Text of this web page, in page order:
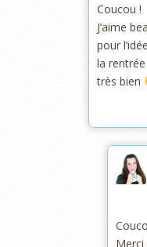
Coucou !
J’aime
pour
la
très bien